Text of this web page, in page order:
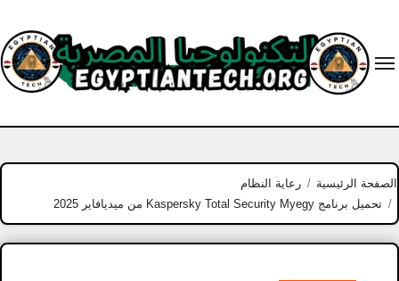
content
الصفحة الرئيسية
رعاية النظام
تحميل برنامج Kaspersky Total Security Myegy من ميديافاير 2025